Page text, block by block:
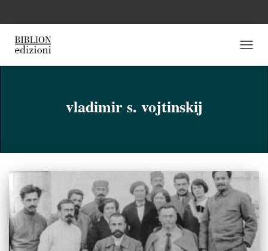
vladimir s. vojtinskij